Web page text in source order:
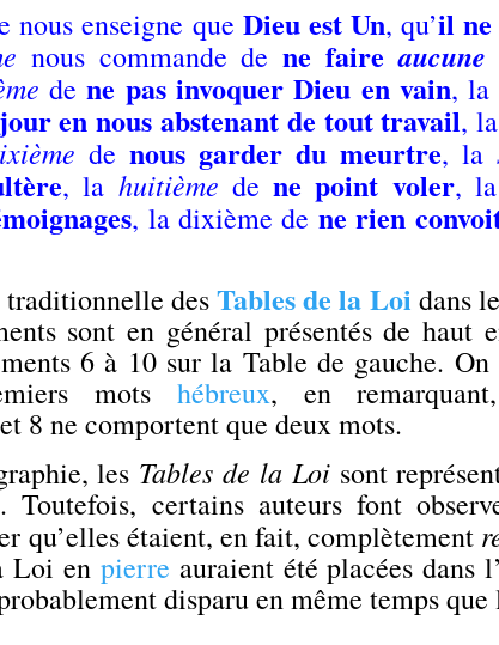
nous enseigne que Dieu est Un, qu’il
nous commande dene faireaucune
dene pas invoquer Dieu en vain, la
en nous abstenant de tout travail, la
de nous garder du meurtre, la
, la huitième dene point voler,
, la dixième de ne rien
traditionnelle desTables de la Loi dans
sont en général présentés de haut
6 à 10 sur la Table de gauche.
mots hébreux, en
8 ne comportent que deux mots.
les Tables de la Loisont
Toutefois, certains auteurs font
qu’elles étaient, en fait, complètement
Loi en pierre auraient été placées dans l’
disparu en même temps que